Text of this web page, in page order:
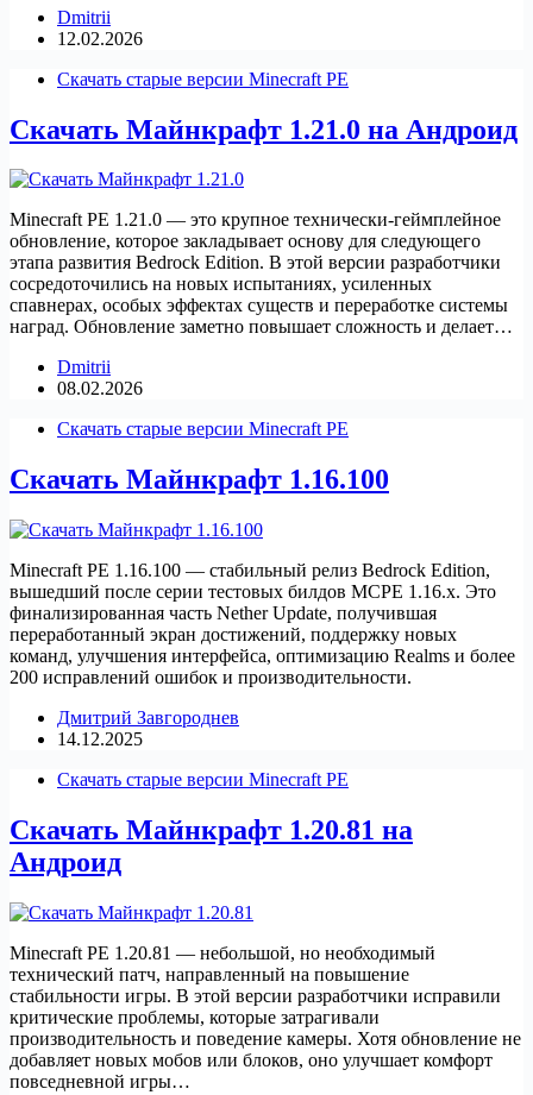
Dmitrii
12.02.2026
Скачать старые версии Minecraft PE
Скачать Майнкрафт 1.21.0 на Андроид
Minecraft PE 1.21.0 — это крупное технически-геймплейное
обновление, которое закладывает основу для следующего
этапа развития Bedrock Edition. В этой версии разработчики
сосредоточились на новых испытаниях, усиленных
спавнерах, особых эффектах существ и переработке системы
наград. Обновление заметно повышает сложность и делает…
Dmitrii
08.02.2026
Скачать старые версии Minecraft PE
Скачать Майнкрафт 1.16.100
Minecraft PE 1.16.100 — стабильный релиз Bedrock Edition,
вышедший после серии тестовых билдов MCPE 1.16.x. Это
финализированная часть Nether Update, получившая
переработанный экран достижений, поддержку новых
команд, улучшения интерфейса, оптимизацию Realms и более
200 исправлений ошибок и производительности.
Дмитрий Завгороднев
14.12.2025
Скачать старые версии Minecraft PE
Скачать Майнкрафт 1.20.81 на
Андроид
Minecraft PE 1.20.81 — небольшой, но необходимый
технический патч, направленный на повышение
стабильности игры. В этой версии разработчики исправили
критические проблемы, которые затрагивали
производительность и поведение камеры. Хотя обновление не
добавляет новых мобов или блоков, оно улучшает комфорт
повседневной игры…